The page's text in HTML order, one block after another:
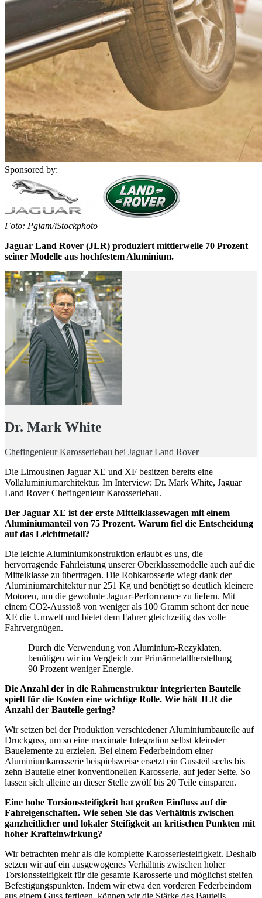
Sponsored by:
Foto: Pgiam/iStockphoto
Jaguar Land Rover (JLR) produziert mittlerweile 70 Prozent
seiner Modelle aus hochfestem Aluminium.
Dr. Mark White
Chefingenieur Karosseriebau bei Jaguar Land Rover
Die Limousinen Jaguar XE und XF besitzen bereits eine
Vollaluminiumarchitektur. Im Interview: Dr. Mark White, Jaguar
Land Rover Chefingenieur Karosseriebau.
Der Jaguar XE ist der erste Mittelklassewagen mit einem
Aluminiumanteil von 75 Prozent. Warum fiel die Entscheidung
auf das Leichtmetall?
Die leichte Aluminiumkonstruktion erlaubt es uns, die
hervorragende Fahrleistung unserer Oberklassemodelle auch auf die
Mittelklasse zu übertragen. Die Rohkarosserie wiegt dank der
Aluminiumarchitektur nur 251 Kg und benötigt so deutlich kleinere
Motoren, um die gewohnte Jaguar-Performance zu liefern. Mit
einem CO2-Ausstoß von weniger als 100 Gramm schont der neue
XE die Umwelt und bietet dem Fahrer gleichzeitig das volle
Fahrvergnügen.
Durch die Verwendung von Aluminium-Rezyklaten,
benötigen wir im Vergleich zur Primärmetallherstellung
90 Prozent weniger Energie.
Die Anzahl der in die Rahmenstruktur integrierten Bauteile
spielt für die Kosten eine wichtige Rolle. Wie hält JLR die
Anzahl der Bauteile gering?
Wir setzen bei der Produktion verschiedener Aluminiumbauteile auf
Druckguss, um so eine maximale Integration selbst kleinster
Bauelemente zu erzielen. Bei einem Federbeindom einer
Aluminiumkarosserie beispielsweise ersetzt ein Gussteil sechs bis
zehn Bauteile einer konventionellen Karosserie, auf jeder Seite. So
lassen sich alleine an dieser Stelle zwölf bis 20 Teile einsparen.
Eine hohe Torsionssteifigkeit hat großen Einfluss auf die
Fahreigenschaften. Wie sehen Sie das Verhältnis zwischen
ganzheitlicher und lokaler Steifigkeit an kritischen Punkten mit
hoher Krafteinwirkung?
Wir betrachten mehr als die komplette Karosseriesteifigkeit. Deshalb
setzen wir auf ein ausgewogenes Verhältnis zwischen hoher
Torsionssteifigkeit für die gesamte Karosserie und möglichst steifen
Befestigungspunkten. Indem wir etwa den vorderen Federbeindom
aus einem Guss fertigen, können wir die Stärke des Bauteils